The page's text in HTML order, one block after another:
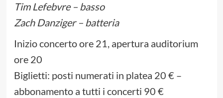
Tim Lefebvre – basso
Zach Danziger – batteria
Inizio concerto ore 21, apertura auditorium
ore 20
Biglietti: posti numerati in platea 20 € –
abbonamento a tutti i concerti 90 €